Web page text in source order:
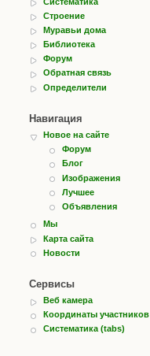
Строение
Муравьи дома
Библиотека
Форум
Обратная связь
Определители
Навигация
Новое на сайте
Форум
Блог
Изображения
Лучшее
Объявления
Мы
Карта сайта
Новости
Сервисы
Веб камера
Координаты участников
Систематика (tabs)